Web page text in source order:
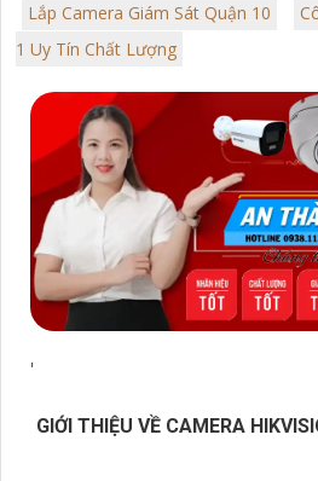
Lắp Camera Giám Sát Quận 10
1 Uy Tín Chất Lượng
'
GIỚI THIỆU VỀ CAMERA